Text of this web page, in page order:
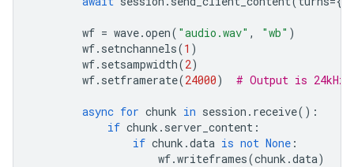
wf = wave.open( "audio.wav" , "wb" )
wf. setnchannels(1 )
wf. setsampwidth(2)
wf. setframerate(24000) # Output is 24kHz
async for chunk in session . receive():
if chunk . server_content :
if chunk .data is not None :
wf.writeframes(chunk .data)